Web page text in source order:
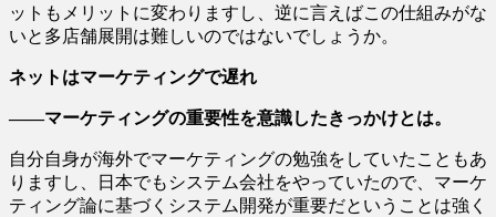
ットもメリットに変わりますし、逆に言えばこの仕組みがな
いと多店舗展開は難しいのではないでしょうか。
ネットはマーケティングで遅れ
――マーケティングの重要性を意識したきっかけとは。
自分自身が海外でマーケティングの勉強をしていたこともあ
りますし、日本でもシステム会社をやっていたので、マーケ
ティング論に基づくシステム開発が重要だということは強く